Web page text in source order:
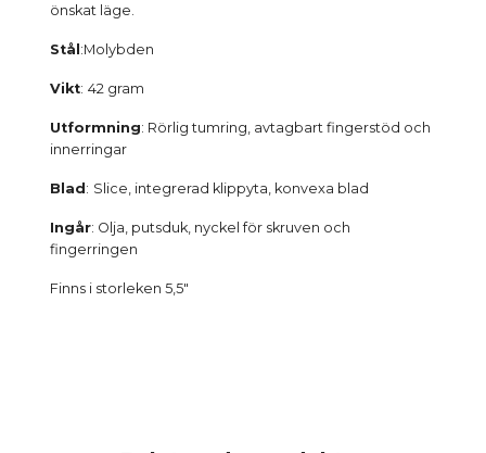
önskat läge.
Stål :Molybden
Vikt: 42 gram
Utformning: Rörlig tumring, avtagbart fingerstöd och
innerringar
Blad : Slice, integrerad klippyta, konvexa blad
Ingår: Olja, putsduk, nyckel för skruven och
fingerringen
Finns i storleken 5,5"